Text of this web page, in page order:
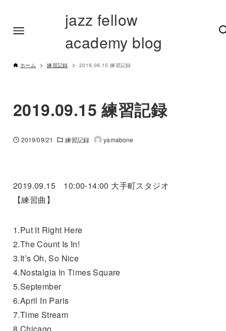
jazz fellow
academy blog
ホーム 練習記録 2019.09.15 練習記録
2019.09.15 練習記録
2019/09/21 練習記録 yamabone
2019.09.15 10:00-14:00 大手町スタジオ
【練習曲】
1.Put It Right Here
2.The Count Is In!
3.It’s Oh, So Nice
4.Nostalgia In Times Square
5.September
6.April In Paris
7.Time Stream
8.Chicago